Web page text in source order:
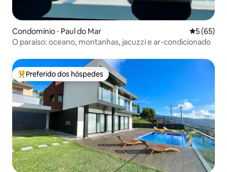
Condomínio ⋅ Paul do Mar 5 de uma
5 (65)
O paraíso: oceano, montanhas, jacuzzi e ar-condicionado
Entre os melhores preferidos dos hóspedes
Preferido dos hóspedes